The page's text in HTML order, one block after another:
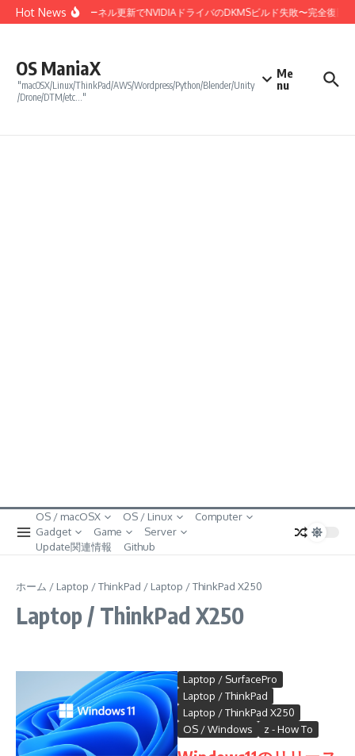
コンテンツへスキップ
Hot News
Linux 7.0カーネル更新でNVIDIAドライバのDKMSビルド失敗〜完全復旧ま
OS ManiaX
"macOSX/Linux/ThinkPad/AWS/Wordpress/Python/Blender/Unity
/Drone/DTM/etc…"
Me
nu
OS / macOSX OS / Linux
Computer
Gadget
Game
Server
Update関連情報
Github
ホーム / Laptop / ThinkPad / Laptop / ThinkPad X250
Laptop / ThinkPad X250
Laptop / SurfacePro
Laptop / ThinkPad
Laptop / ThinkPad X250
OS / Windows
z - How To